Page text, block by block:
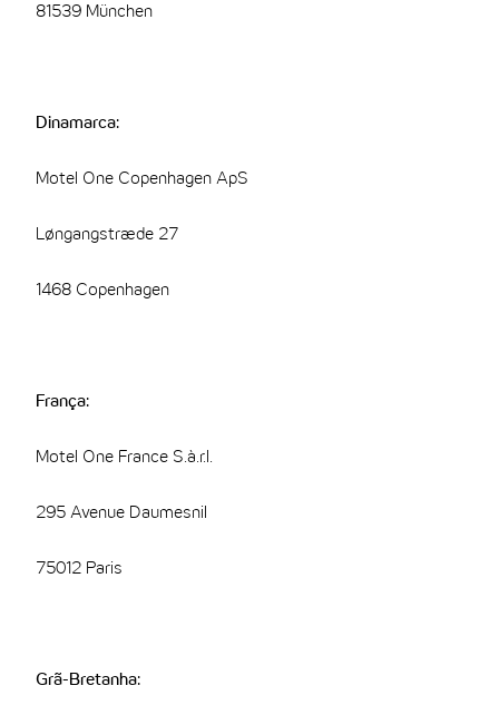
81539 München
Dinamarca:
Motel One Copenhagen ApS
Løngangstræde 27
1468 Copenhagen
França:
Motel One France S.à.r.l.
295 Avenue Daumesnil
75012 Paris
Grã-Bretanha: